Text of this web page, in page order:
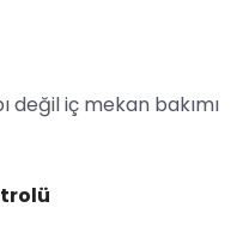
değil iç mekan bakımı